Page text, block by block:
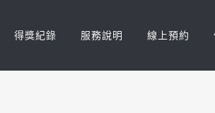
得獎紀錄 服務說明 線上預約